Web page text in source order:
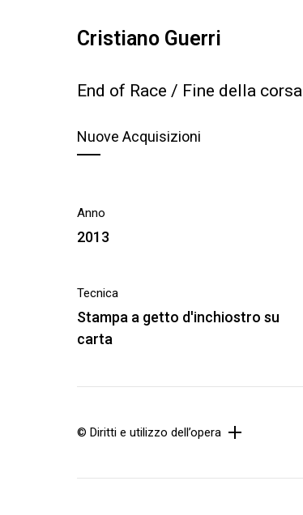
Cristiano Guerri
End of Race / Fine della corsa
Nuove Acquisizioni
Anno
2013
Tecnica
Stampa a getto d'inchiostro su
carta
© Diritti e utilizzo dell’opera